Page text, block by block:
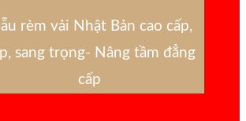
rèm vải Nhật Bản cao cấp,
sang trọng- Nâng tầm đẳng
cấp